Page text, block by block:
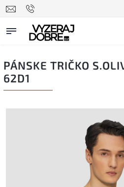
PÁNSKE TRIČKO
62D1